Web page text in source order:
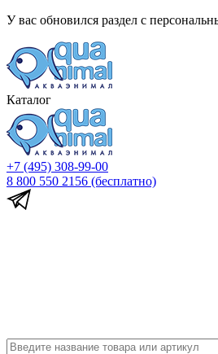
У вас обновился раздел с
Каталог
+7 (495) 308-99-00
8 800 550 2156 (бесплатно)